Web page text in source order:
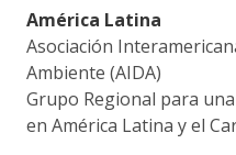
América Latina
Asociación
Ambiente (AIDA)
Grupo Regional para
en América Latina y el